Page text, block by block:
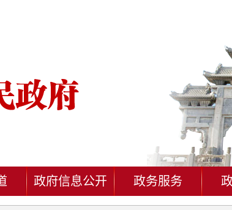
政府信息公开 政务服务